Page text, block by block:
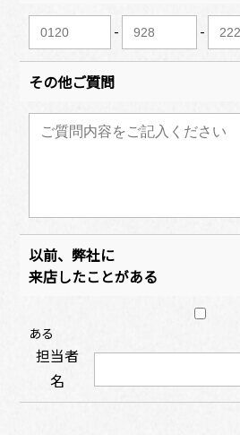
- -
その他ご質問
以前、弊社に
来店したことがある
ある
担当者
名